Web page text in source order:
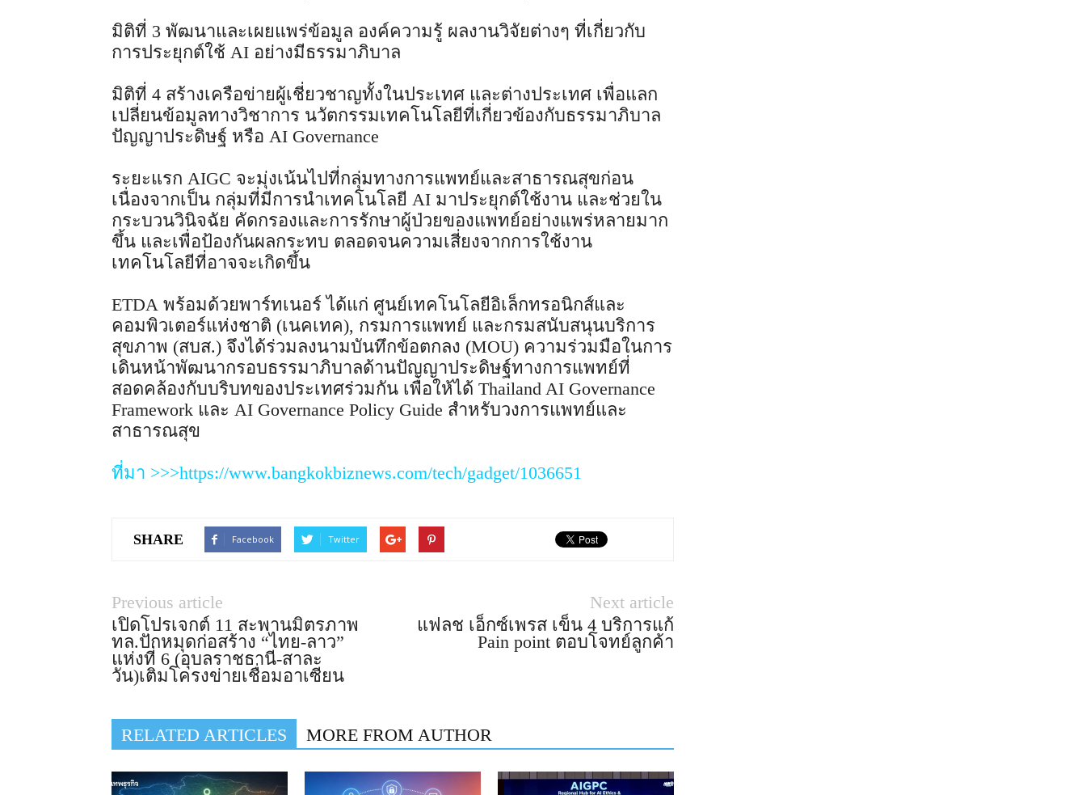
มิติที่ 3 พัฒนาและเผยแพร่ข้อมูล องค์ความรู้ ผลงานวิจัยต่างๆ ที่เกี่ยวกับ
การประยุกต์ใช้ AI อย่างมีธรรมาภิบาล
มิติที่ 4 สร้างเครือข่ายผู้เชี่ยวชาญทั้งในประเทศ และต่างประเทศ เพื่อแลก
เปลี่ยนข้อมูลทางวิชาการ นวัตกรรมเทคโนโลยีที่เกี่ยวข้องกับธรรมาภิบาล
ปัญญาประดิษฐ์ หรือ AI Governance
ระยะแรก AIGC จะมุ่งเน้นไปที่กลุ่มทางการแพทย์และสาธารณสุขก่อน
เนื่องจากเป็น กลุ่มที่มีการนำเทคโนโลยี AI มาประยุกต์ใช้งาน และช่วยใน
กระบวนวินิจฉัย คัดกรองและการรักษาผู้ป่วยของแพทย์อย่างแพร่หลายมาก
ขึ้น และเพื่อป้องกันผลกระทบ ตลอดจนความเสี่ยงจากการใช้งาน
เทคโนโลยีที่อาจจะเกิดขึ้น
ETDA พร้อมด้วยพาร์ทเนอร์ ได้แก่ ศูนย์เทคโนโลยีอิเล็กทรอนิกส์และ
คอมพิวเตอร์แห่งชาติ (เนคเทค), กรมการแพทย์ และกรมสนับสนุนบริการ
สุขภาพ (สบส.) จึงได้ร่วมลงนามบันทึกข้อตกลง (MOU) ความร่วมมือในการ
เดินหน้าพัฒนากรอบธรรมาภิบาลด้านปัญญาประดิษฐ์ทางการแพทย์ที่
สอดคล้องกับบริบทของประเทศร่วมกัน เพื่อให้ได้ Thailand AI Governance
Framework และ AI Governance Policy Guide สำหรับวงการแพทย์และ
สาธารณสุข
ที่มา >>>https://www.bangkokbiznews.com/tech/gadget/1036651
SHARE Facebook Twitter
Previous article
เปิดโปรเจกต์ 11 สะพานมิตรภาพ
ทล.ปักหมุดก่อสร้าง “ไทย-ลาว”
แห่งที่ 6 (อุบลราชธานี-สาละ
วัน)เติมโครงข่ายเชื่อมอาเซียน
Next article
แฟลช เอ็กซ์เพรส เข็น 4 บริการแก้
Pain point ตอบโจทย์ลูกค้า
RELATED ARTICLES MORE FROM AUTHOR